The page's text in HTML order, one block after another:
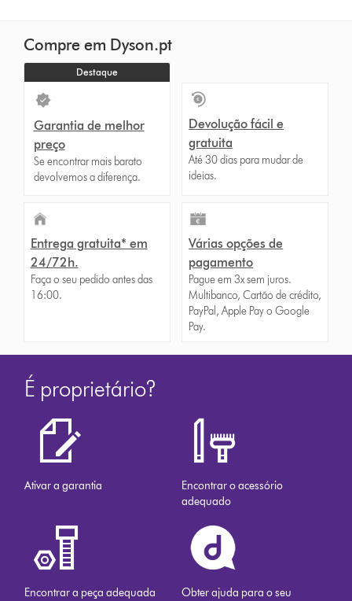
Compre em Dyson.pt
Destaque
Garantia de melhor
preço
Se encontrar mais barato
devolvemos a diferença.
Devolução fácil e
gratuita
Até 30 dias para mudar de
ideias.
Entrega gratuita* em
24/72h.
Faça o seu pedido antes das
16:00.
Várias opções de
pagamento
Pague em 3x sem juros.
Multibanco, Cartão de crédito,
PayPal, Apple Pay o Google
Pay.
É proprietário?
Ativar a garantia
Encontrar o acessório
adequado
Encontrar a peça adequada
Obter ajuda para o seu